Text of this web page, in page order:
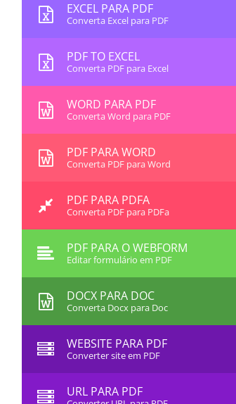
EXCEL PARA PDF
Converta Excel para PDF
PDF TO EXCEL
Converta PDF para Excel
WORD PARA PDF
Converta Word para PDF
PDF PARA WORD
Converta PDF para Word
PDF PARA PDFA
Converta PDF para PDFa
PDF PARA O WEBFORM
Editar formulário em PDF
DOCX PARA DOC
Converta Docx para Doc
WEBSITE PARA PDF
Converter site em PDF
URL PARA PDF